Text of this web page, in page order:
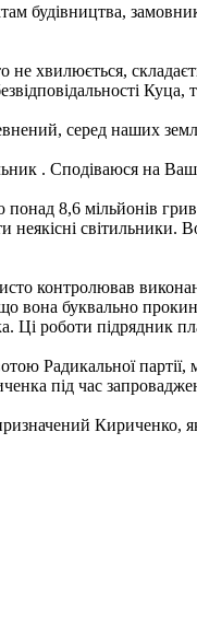
будівництва,
хвилюється,
серед наших
. Сподіваюся на
8,6 мільйонів
контролював
вона буквально
роботи підрядник
Радикальної партії,
під час
Кириченко,